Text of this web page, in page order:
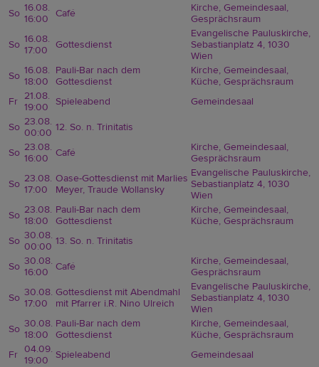
So 16.08.
16:00
Café
Kirche, Gemeindesaal,
Gesprächsraum
So 16.08.
17:00
Gottesdienst
Evangelische Pauluskirche,
Sebastianplatz 4, 1030
Wien
So 16.08.
18:00
Pauli-Bar nach dem
Gottesdienst
Kirche, Gemeindesaal,
Küche, Gesprächsraum
Fr 21.08.
19:00
Spieleabend Gemeindesaal
So 23.08.
00:00 12. So. n. Trinitatis
So 23.08.
16:00
Café
Kirche, Gemeindesaal,
Gesprächsraum
So 23.08.
17:00
Oase-Gottesdienst mit Marlies
Meyer, Traude Wollansky
Evangelische Pauluskirche,
Sebastianplatz 4, 1030
Wien
So 23.08.
18:00
Pauli-Bar nach dem
Gottesdienst
Kirche, Gemeindesaal,
Küche, Gesprächsraum
So 30.08.
00:00 13. So. n. Trinitatis
So 30.08.
16:00
Café
Kirche, Gemeindesaal,
Gesprächsraum
So 30.08.
17:00
Gottesdienst mit Abendmahl
mit Pfarrer i.R. Nino Ulreich
Evangelische Pauluskirche,
Sebastianplatz 4, 1030
Wien
So 30.08.
18:00
Pauli-Bar nach dem
Gottesdienst
Kirche, Gemeindesaal,
Küche, Gesprächsraum
Fr 04.09.
19:00
Spieleabend Gemeindesaal